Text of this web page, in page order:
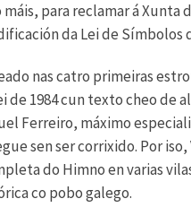
para reclamar á Xunta
da Lei de Símbolos
nas catro primeiras
de 1984 cun texto cheo de
Ferreiro, máximo
sen ser corrixido. Por
do Himno en varias
co pobo galego.